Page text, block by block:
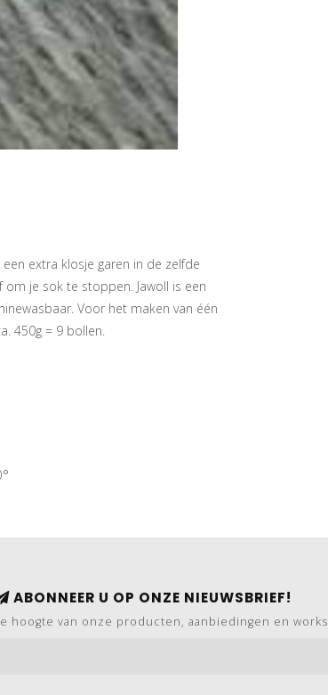
extra klosje garen in de zelfde
je sok te stoppen. Jawoll is een
Voor het maken van één
450g = 9 bollen.
ABONNEER U OP ONZE NIEUWSBRIEF!
hoogte van onze producten, aanbiedingen en